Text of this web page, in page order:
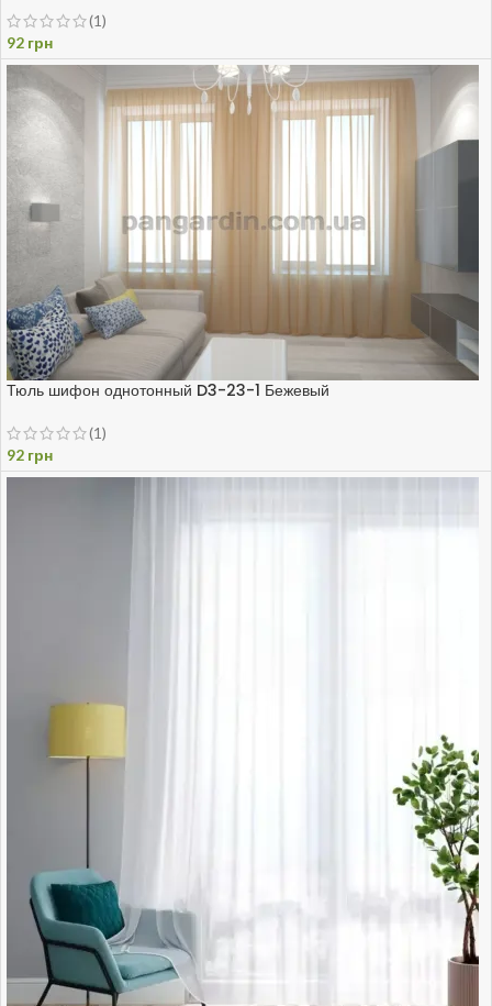
(1)
92 грн
Тюль шифон однотонный D3-23-1 Бежевый
(1)
92 грн